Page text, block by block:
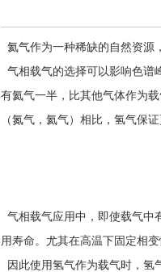
氦气作为一种稀缺的自然资源
气相载气的选择可以影响色谱
有氦气一半，比其他气体作为
（氮气，氦气）相比，氢气保
气相载气应用中，即使载气中
用寿命。尤其在高温下固定相
因此使用氢气作为载气时，氢